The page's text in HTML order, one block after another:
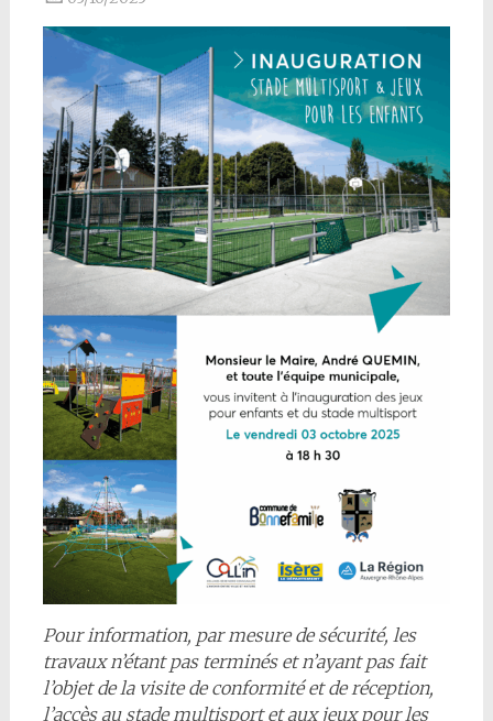
Pour information, par mesure de sécurité, les
travaux n’étant pas terminés et n’ayant pas fait
l’objet de la visite de conformité et de réception,
l’accès au stade multisport et aux jeux pour les